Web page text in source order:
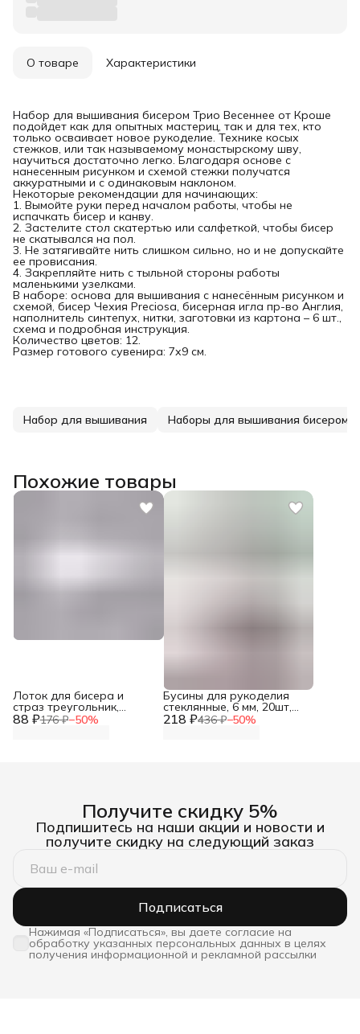
О товаре Характеристики
Набор для вышивания бисером Трио Весеннее от Кроше
подойдет как для опытных мастериц, так и для тех, кто
только осваивает новое рукоделие. Технике косых
стежков, или так называемому монастырскому шву,
научиться достаточно легко. Благодаря основе с
нанесенным рисунком и схемой стежки получатся
аккуратными и с одинаковым наклоном.
Некоторые рекомендации для начинающих:
1. Вымойте руки перед началом работы, чтобы не
испачкать бисер и канву.
2. Застелите стол скатертью или салфеткой, чтобы бисер
не скатывался на пол.
3. Не затягивайте нить слишком сильно, но и не допускайте
ее провисания.
4. Закрепляйте нить с тыльной стороны работы
маленькими узелками.
В наборе: основа для вышивания с нанесённым рисунком и
схемой, бисер Чехия Preciosa, бисерная игла пр-во Англия,
наполнитель синтепух, нитки, заготовки из картона – 6 шт.,
схема и подробная инструкция.
Количество цветов: 12.
Размер готового сувенира: 7х9 см.
Набор для вышивания Наборы для вышивания бисером
Похожие товары
88 ₽176 ₽−50%
Лоток для бисера и
страз треугольник,
7,3х6,4 см, Astra&Craft 218 ₽436 ₽−50%
Бусины для рукоделия
стеклянные, 6 мм, 20шт,
Astra&Craft
Получите скидку 5%
Подпишитесь на наши акции и новости и
получите скидку на следующий заказ
Подписаться
Нажимая «Подписаться», вы даете согласие на
обработку указанных персональных данных в целях
получения информационной и рекламной рассылки